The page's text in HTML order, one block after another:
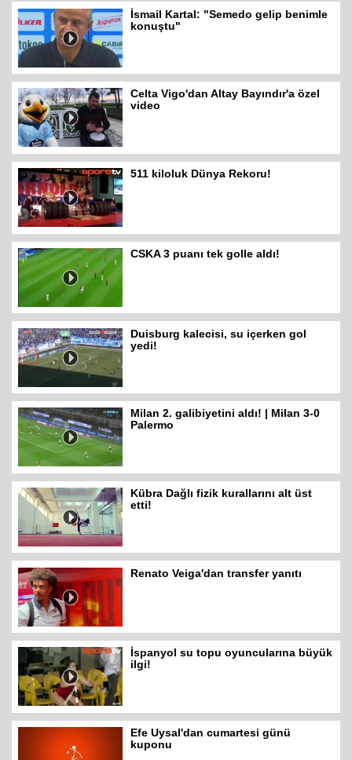
İsmail Kartal: "Semedo gelip benimle
konuştu"
Celta Vigo'dan Altay Bayındır'a özel
video
511 kiloluk Dünya Rekoru!
CSKA 3 puanı tek golle aldı!
Duisburg kalecisi, su içerken gol
yedi!
Milan 2. galibiyetini aldı! | Milan 3-0
Palermo
Kübra Dağlı fizik kurallarını alt üst
etti!
Renato Veiga'dan transfer yanıtı
İspanyol su topu oyuncularına büyük
ilgi!
Efe Uysal'dan cumartesi günü
kuponu